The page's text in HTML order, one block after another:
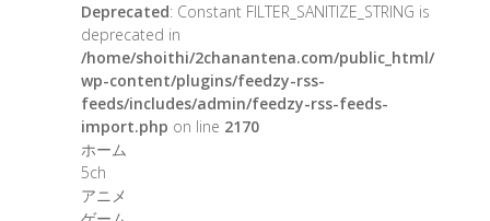
Deprecated: Constant FILTER_SANITIZE_STRING is
deprecated in
/home/shoithi/2chanantena.com/public_html/
wp-content/plugins/feedzy-rss-
feeds/includes/admin/feedzy-rss-feeds-
import.php on line 2170
ホーム
5ch
アニメ